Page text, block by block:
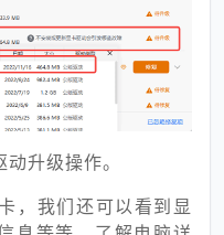
升级操作。
，我们还可以看到显